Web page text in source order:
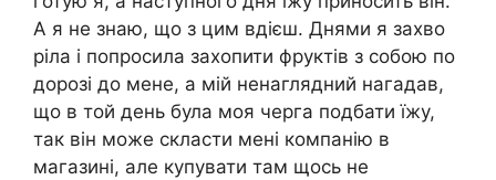
А я не знаю, що з цим вдієш. Днями я захво
ріла і попросила захопити фруктів з собою по
дорозі до мене, а мій ненаглядний нагадав,
що в той день була моя черга подбати їжу,
так він може скласти мені компанію в
магазині, але купувати там щось не